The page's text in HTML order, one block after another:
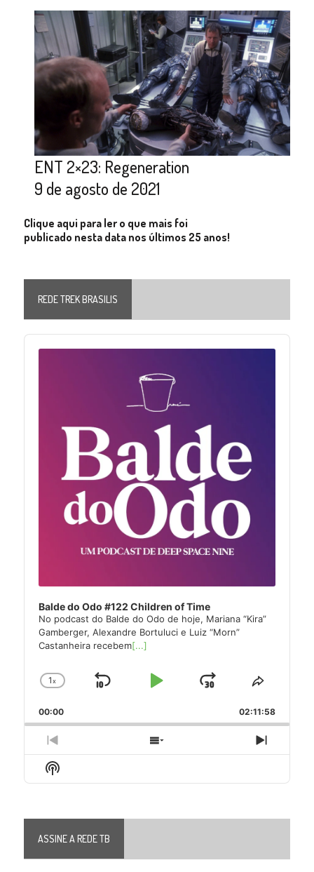
ENT 2×23: Regeneration
9 de agosto de 2021
Clique aqui para ler o que mais foi
publicado nesta data nos últimos 25 anos!
REDE TREK BRASILIS
Audio
Player
Balde do Odo #122 Children of Time
No podcast do Balde do Odo de hoje, Mariana “Kira”
Gamberger, Alexandre Bortuluci e Luiz “Morn”
Castanheira recebem[...]
Change
Rate
1x
Skip
Play
Jump
Forward
Share
Episode
00:00 02:11:58
Previous
Episode
Show
Episodes
Next
Episode
Show
Podcast
ASSINE A REDE TB